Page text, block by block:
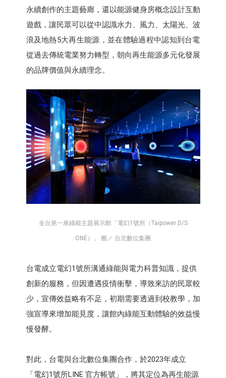
永續創作的主題藝廊，還以能源健身房概念設計互動
遊戲，讓民眾可以從中認識水力、風力、太陽光、波
浪及地熱5大再生能源，並在體驗過程中認知到台電
從過去傳統電業努力轉型，朝向再生能源多元化發展
的品牌價值與永續理念。
全台第一座綠能主題展示館「電幻1號所（Taipower D/S
ONE）」 圖／ 台北數位集團
台電成立電幻1號所溝通綠能與電力科普知識，提供
創新的服務，但因遭遇疫情衝擊，導致來訪的民眾較
少，宣傳效益略有不足，初期需要透過到校教學，加
強宣導來增加能見度，讓館內綠能互動體驗的效益慢
慢發酵。
對此，台電與台北數位集團合作，於2023年成立
「電幻1號所LINE 官方帳號」，將其定位為再生能源